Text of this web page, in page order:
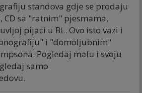
standova gdje se prodaju
CD sa "ratnim" pjesmama,
pijaci u BL. Ovo isto vazi i
i "domoljubnim"
Pogledaj malu i svoju
samo